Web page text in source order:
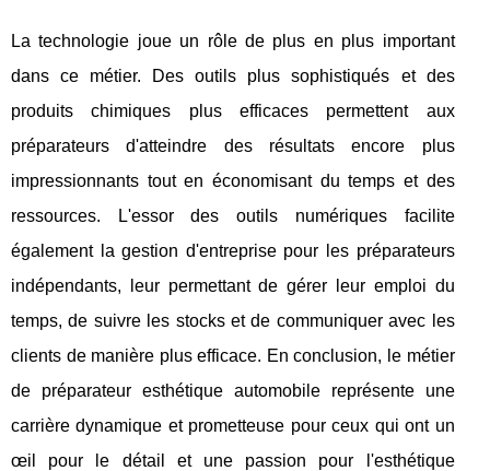
La technologie joue un rôle de plus en plus important
dans ce métier. Des outils plus sophistiqués et des
produits chimiques plus efficaces permettent aux
préparateurs d'atteindre des résultats encore plus
impressionnants tout en économisant du temps et des
ressources. L'essor des outils numériques facilite
également la gestion d'entreprise pour les préparateurs
indépendants, leur permettant de gérer leur emploi du
temps, de suivre les stocks et de communiquer avec les
clients de manière plus efficace. En conclusion, le métier
de préparateur esthétique automobile représente une
carrière dynamique et prometteuse pour ceux qui ont un
œil pour le détail et une passion pour l'esthétique